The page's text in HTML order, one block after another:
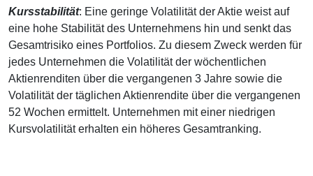
Kursstabilität: Eine geringe Volatilität der Aktie weist auf
eine hohe Stabilität des Unternehmens hin und senkt das
Gesamtrisiko eines Portfolios. Zu diesem Zweck werden für
jedes Unternehmen die Volatilität der wöchentlichen
Aktienrenditen über die vergangenen 3 Jahre sowie die
Volatilität der täglichen Aktienrendite über die vergangenen
52 Wochen ermittelt. Unternehmen mit einer niedrigen
Kursvolatilität erhalten ein höheres Gesamtranking.